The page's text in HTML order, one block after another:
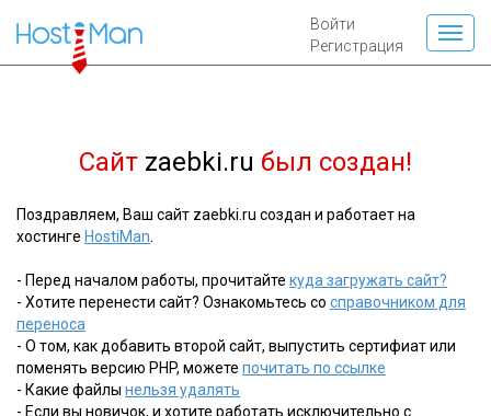
Войти
Регистрация
Сайт zaebki.ru был создан!
Поздравляем, Ваш сайт zaebki.ru создан и работает на
хостинге HostiMan
- Перед началом работы, прочитайте куда загружать сайт?
- Хотите перенести сайт? Ознакомьтесь со справочником для
переноса
- О том, как добавить второй сайт, выпустить сертифиат или
поменять версию PHP, можете почитать по ссылке
- Какие файлы нельзя удалять
- Если вы новичок, и хотите работать исключительно с